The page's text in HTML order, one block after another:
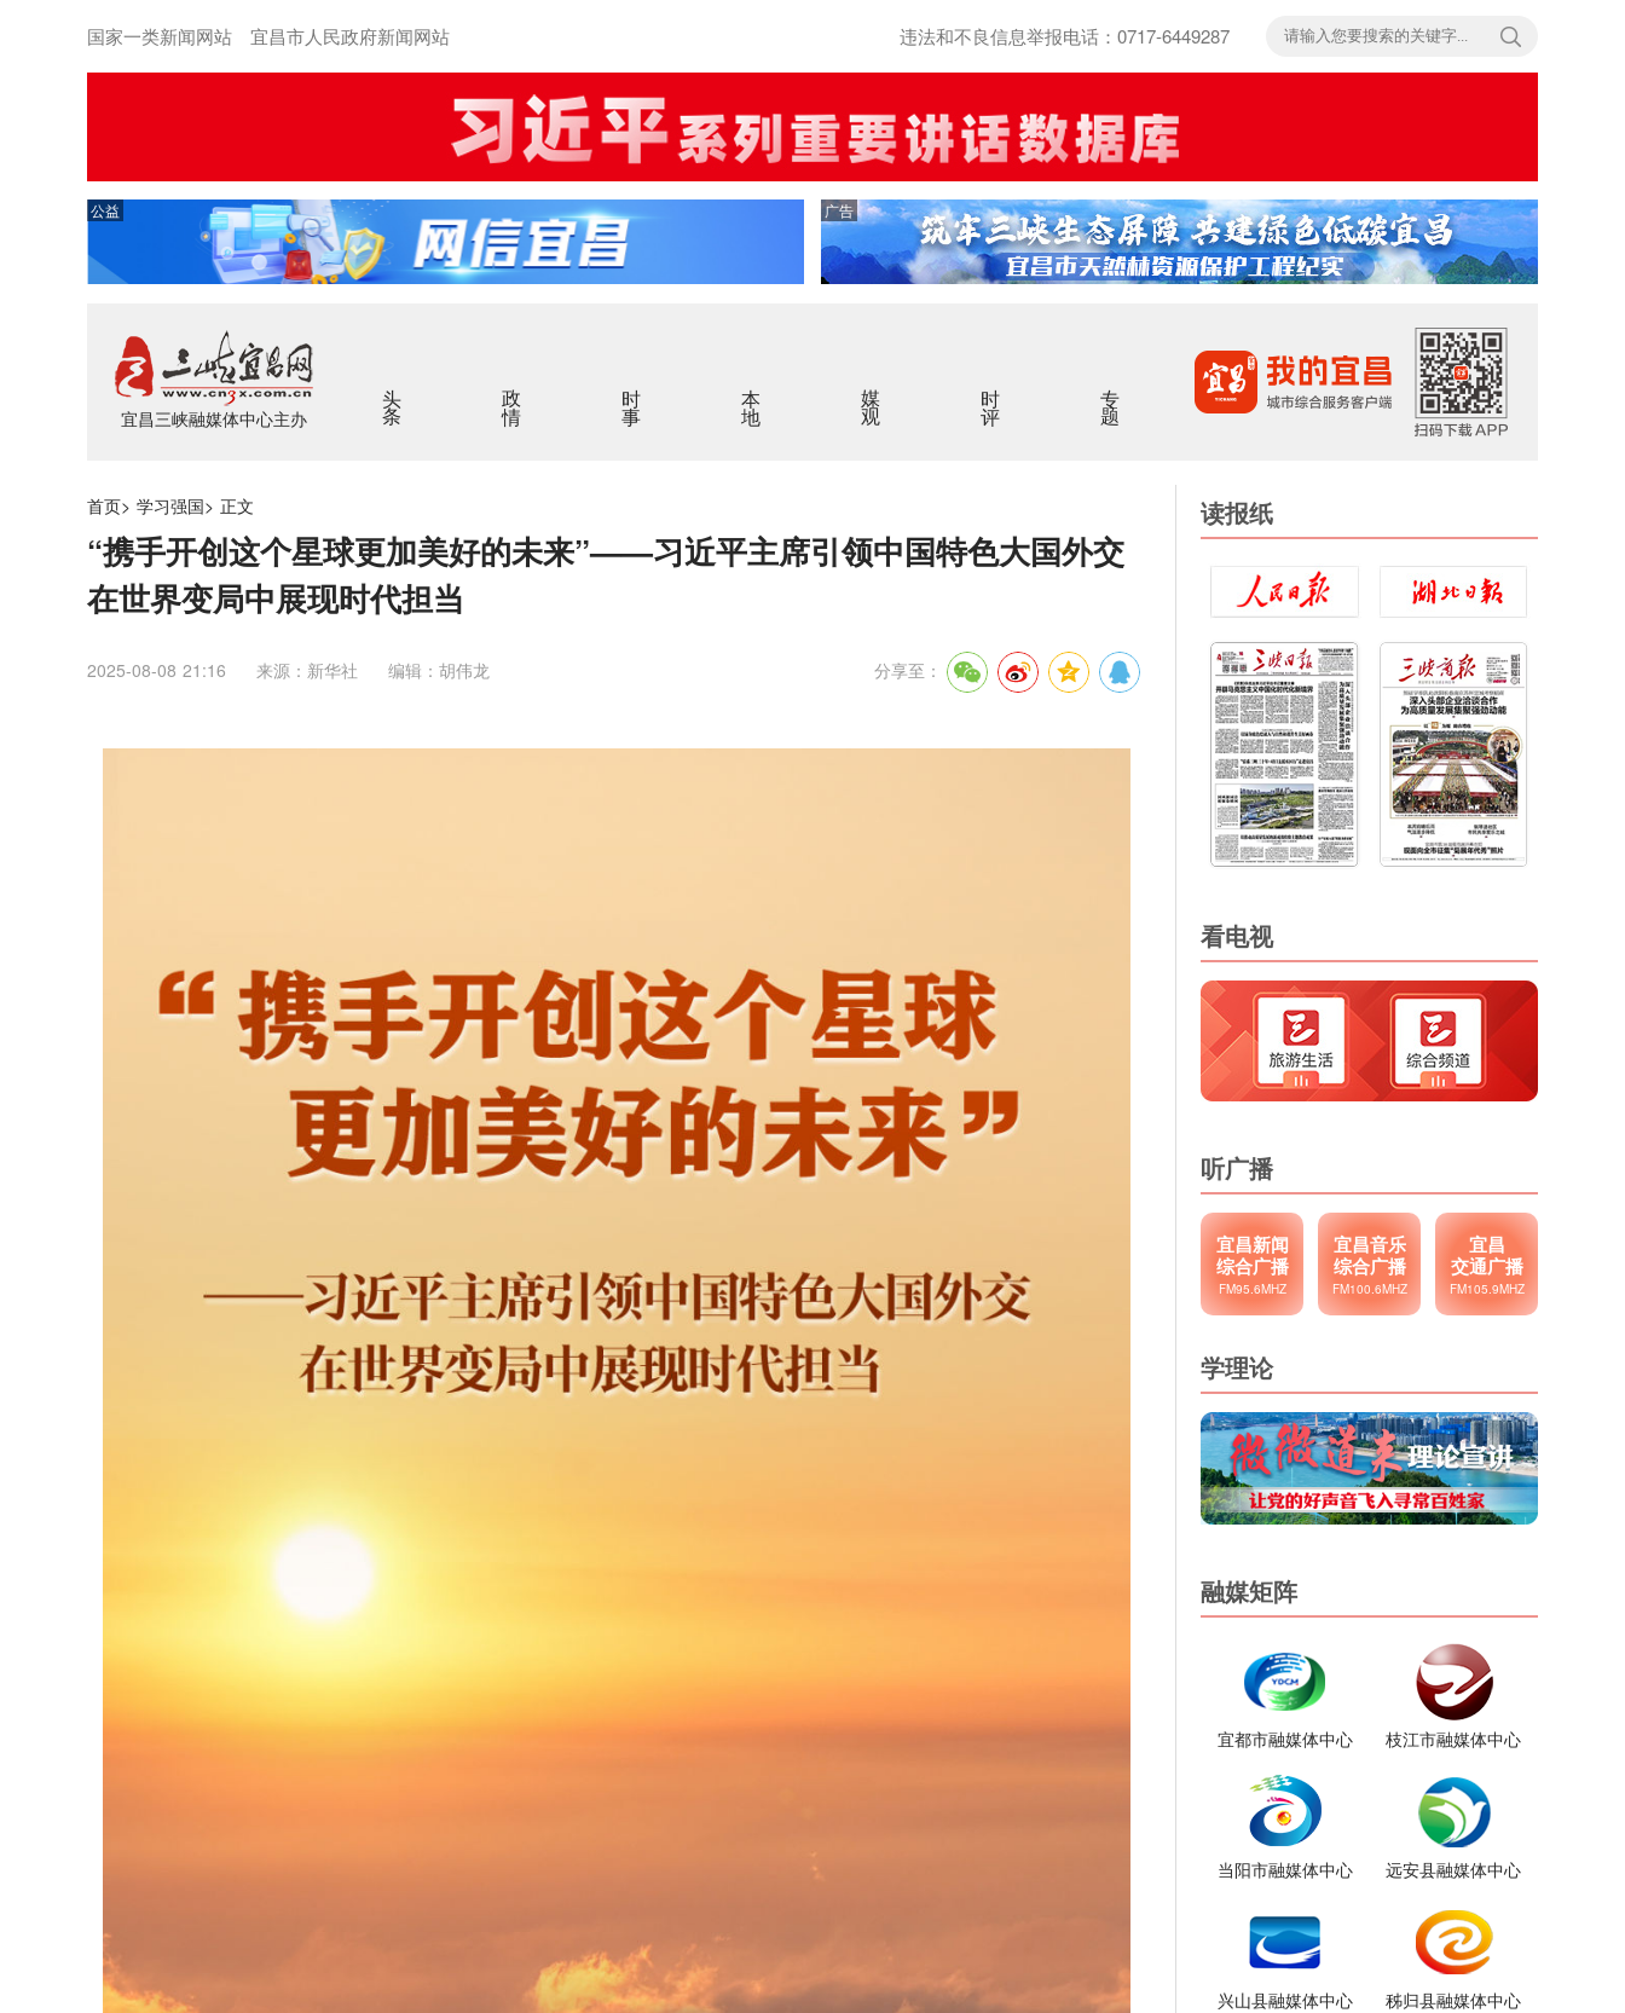
国家一类新闻网站 宜昌市人民政府新闻网站 违法和不良信息举报电话：0717-6449287
公益 广告
宜昌三峡融媒体中心主办
头条 政情 时事 本地 媒观 时评 专题
首页> 学习强国> 正文
“携手开创这个星球更加美好的未来”——习近平主席引领中国特色大国外交
在世界变局中展现时代担当
2025-08-08 21:16 来源：​新华社 编辑：胡伟龙 分享至：
读报纸
看电视
听广播
宜昌新闻
综合广播
FM95.6MHZ
宜昌音乐
综合广播
FM100.6MHZ
宜昌
交通广播
FM105.9MHZ
学理论
融媒矩阵
宜都市融媒体中心 枝江市融媒体中心
当阳市融媒体中心 远安县融媒体中心
兴山县融媒体中心 秭归县融媒体中心